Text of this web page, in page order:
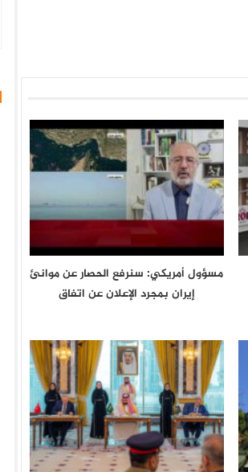
مسؤول أمريكي: سنرفع الحصار عن موانئ
إيران بمجرد الإعلان عن اتفاق